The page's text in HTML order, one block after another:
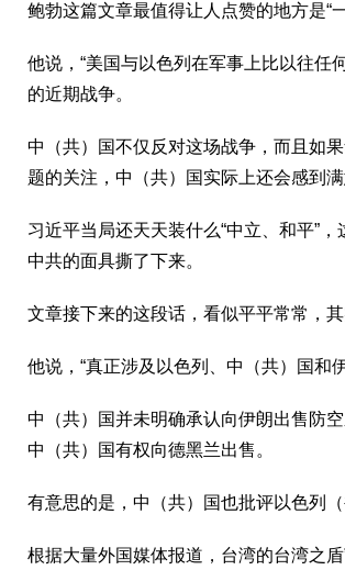
鲍勃这篇文章最值得让人点赞的地方是“一
他说，“美国与以色列在军事上比以往任
的近期战争。
中（共）国不仅反对这场战争，而且如
题的关注，中（共）国实际上还会感到满
习近平当局还天天装什么“中立、和平”
中共的面具撕了下来。
文章接下来的这段话，看似平平常常，其
他说，“真正涉及以色列、中（共）国和
中（共）国并未明确承认向伊朗出售防
中（共）国有权向德黑兰出售。
有意思的是，中（共）国也批评以色列
根据大量外国媒体报道，台湾的台湾之